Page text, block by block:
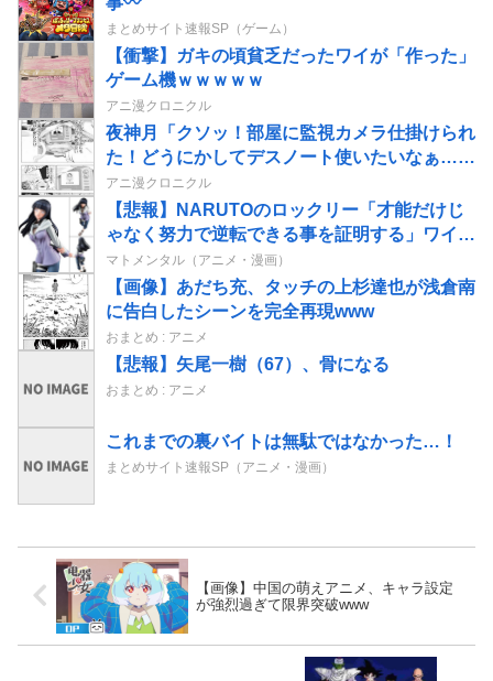
まとめサイト速報SP（ゲーム）
【衝撃】ガキの頃貧乏だったワイが「作った」
ゲーム機ｗｗｗｗｗ
アニ漫クロニクル
夜神月「クソッ！部屋に監視カメラ仕掛けられ
た！どうにかしてデスノート使いたいなぁ…せ
や！」→結果
アニ漫クロニクル
【悲報】NARUTOのロックリー「才能だけじ
ゃなく努力で逆転できる事を証明する」ワイ
「ええやん」←結果ｗｗｗ
マトメンタル（アニメ・漫画）
【画像】あだち充、タッチの上杉達也が浅倉南
に告白したシーンを完全再現www
おまとめ : アニメ
【悲報】矢尾一樹（67）、骨になる
おまとめ : アニメ
これまでの裏バイトは無駄ではなかった…！
まとめサイト速報SP（アニメ・漫画）
【画像】中国の萌えアニメ、キャラ設定
が強烈過ぎて限界突破www